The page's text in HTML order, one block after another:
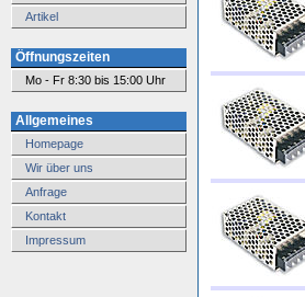
Artikel
Öffnungszeiten
Mo - Fr 8:30 bis 15:00 Uhr
Allgemeines
Homepage
Wir über uns
Anfrage
Kontakt
Impressum